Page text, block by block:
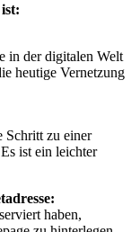
in der digitalen Welt
heutige Vernetzung
Schritt zu einer
ist ein leichter
haben,